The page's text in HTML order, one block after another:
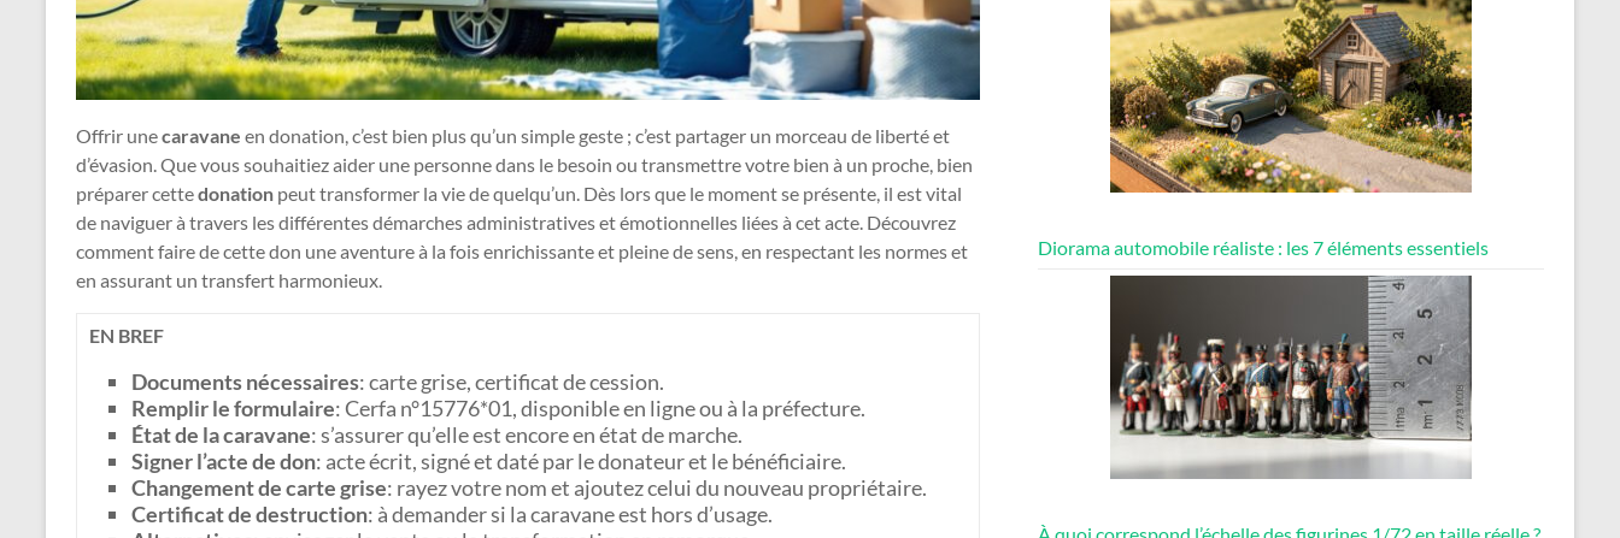
Offrir unecaravane en donation, c’est bien plus qu’un simple geste ; c’est partager un morceau de liberté et
d’évasion. Que vous souhaitiez aider une personne dans le besoin ou transmettre votre bien à un proche, bien
préparer cettedonation peut transformer la vie de quelqu’un. Dès lors que le moment se présente, il est vital
de naviguer à travers les différentes démarches administratives et émotionnelles liées à cet acte. Découvrez
comment faire de cette don une aventure à la fois enrichissante et pleine de sens, en respectant les normes et
en assurant un transfert harmonieux.
EN BREF
Documents nécessaires: carte grise, certificat de cession.
Remplir le formulaire: Cerfa n°15776*01, disponible en ligne ou à la préfecture.
État de la caravane: s’assurer qu’elle est encore en état de marche.
Signer l’acte de don: acte écrit, signé et daté par le donateur et le bénéficiaire.
Changement de carte grise: rayez votre nom et ajoutez celui du nouveau propriétaire.
Certificat de destruction: à demander si la caravane est hors d’usage.
Diorama automobile réaliste : les 7 éléments essentiels